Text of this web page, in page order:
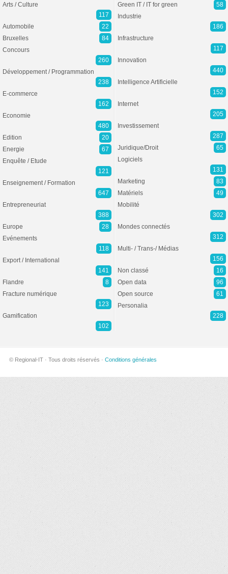
Arts / Culture
117
Automobile
22
Bruxelles
84
Concours
260
Développement / Programmation
238
E-commerce
162
Economie
480
Edition
20
Energie
67
Enquête / Etude
121
Enseignement / Formation
647
Entrepreneuriat
388
Europe
28
Evénements
118
Export / International
141
Flandre
8
Fracture numérique
123
Gamification
102
Green IT / IT for green
58
Industrie
186
Infrastructure
117
Innovation
440
Intelligence Artificielle
152
Internet
205
Investissement
287
Juridique/Droit
65
Logiciels
131
Marketing
83
Matériels
49
Mobilité
302
Mondes connectés
312
Multi- / Trans-/ Médias
156
Non classé
16
Open data
96
Open source
61
Personalia
228
© Regional-IT · Tous droits réservés · Conditions générales